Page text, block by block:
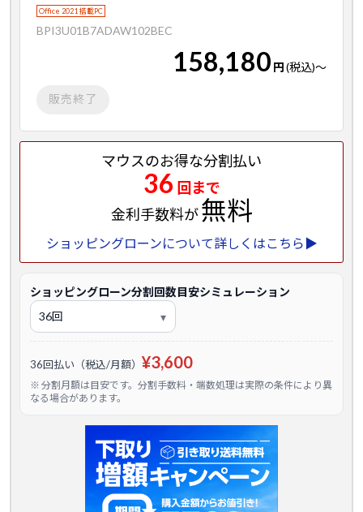
Office 2021 搭載PC
BPI3U01B7ADAW102BEC
158,180 円(税込)～
販売終了
マウスのお得な分割払い
36 回まで
金利手数料が無料
ショッピングローンについて詳しくはこちら▶
ショッピングローン分割回数目安シミュレーション
36回払い（税込/月額） ¥3,600
※ 分割月額は目安です。分割手数料・端数処理は実際の条件により異
なる場合があります。